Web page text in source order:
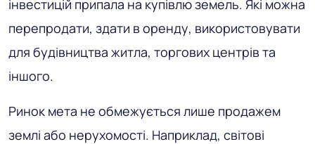
інвестицій припала на купівлю земель. Які можна
перепродати, здати в оренду, використовувати
для будівництва житла, торгових центрів та
іншого.
Ринок мета не обмежується лише продажем
землі або нерухомості. Наприклад, світові